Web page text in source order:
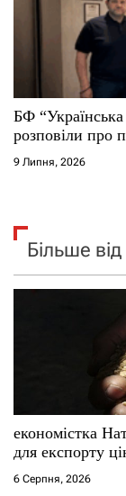
БФ
розповіли про
9 Липня, 2026
Більше
економістка
для експорту
6 Серпня, 2026